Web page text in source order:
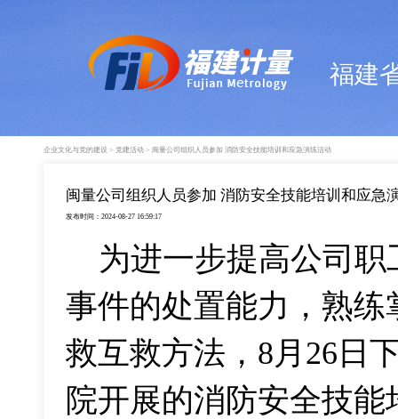
福建
企业文化与党的建设 > 党建活动 > 闽量公司组织人员参加 消防安全技能培训和应急演练活动
闽量公司组织人员参加 消防安全技能培训和应急
发布时间：2024-08-27 16:59:17
为进一步提高公司
事件的处置能力，熟
救互救方法，8月26日
院开展的消防安全技